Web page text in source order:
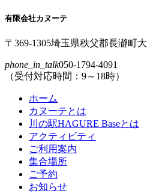
先
へ
る
る
有限会社カヌーテ
〒369-1305埼玉県秩父郡長瀞町
phone_in_talk050-1794-4091
（受付対応時間：9～18時）
ホーム
カヌーテとは
川の駅HAGURE Baseとは
アクティビティ
ご利用案内
集合場所
ご予約
お知らせ